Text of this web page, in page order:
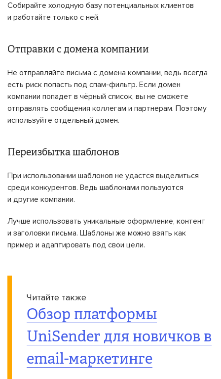
Собирайте холодную базу потенциальных клиентов
и работайте только с ней.
Отправки с домена компании
Не отправляйте письма с домена компании, ведь всегда
есть риск попасть под спам-фильтр. Если домен
компании попадет в чёрный список, вы не сможете
отправлять сообщения коллегам и партнерам. Поэтому
используйте отдельный домен.
Переизбытка шаблонов
При использовании шаблонов не удастся выделиться
среди конкурентов. Ведь шаблонами пользуются
и другие компании.
Лучше использовать уникальные оформление, контент
и заголовки письма. Шаблоны же можно взять как
пример и адаптировать под свои цели.
Читайте также
Обзор платформы
UniSender для новичков в
email-маркетинге